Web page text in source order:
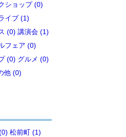
ショップ (0)
イブ (1)
(0) 講演会 (1)
フェア (0)
(0) グルメ (0)
他 (0)
松前町 (1)